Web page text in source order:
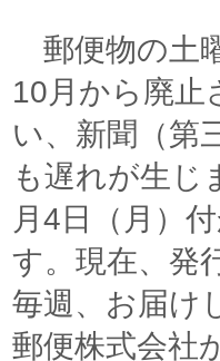
郵便物の土
10月から廃止
い、新聞（第
も遅れが生じ
月4日（月）
す。現在、発
毎週、お届け
郵便株式会社